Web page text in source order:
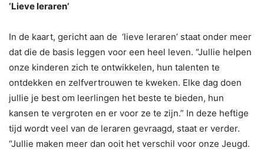
‘Lieve leraren’
In de kaart, gericht aan de ‘lieve leraren’ staat onder meer
dat die de basis leggen voor een heel leven. “Jullie helpen
onze kinderen zich te ontwikkelen, hun talenten te
ontdekken en zelfvertrouwen te kweken. Elke dag doen
jullie je best om leerlingen het beste te bieden, hun
kansen te vergroten en er voor ze te zijn.” In deze heftige
tijd wordt veel van de leraren gevraagd, staat er verder.
“Jullie maken meer dan ooit het verschil voor onze Jeugd.